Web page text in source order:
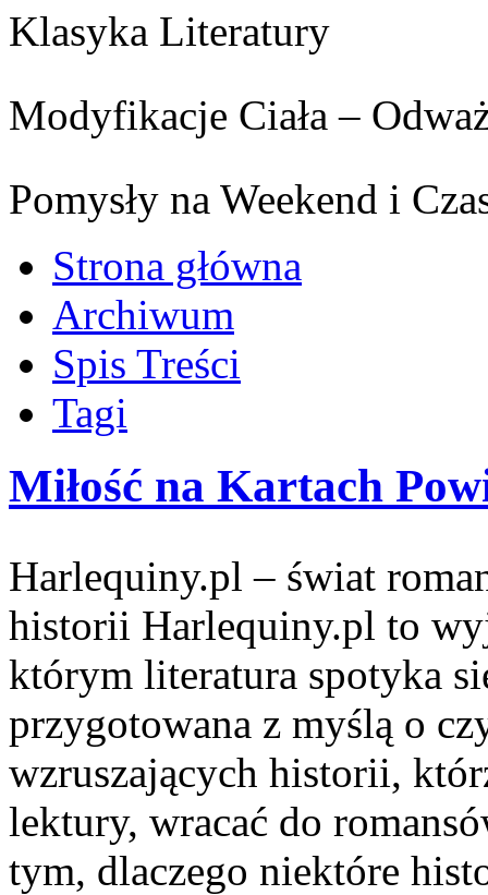
Klasyka Literatury
Modyfikacje Ciała –
Pomysły na Weekend i
Strona główna
Archiwum
Spis Treści
Tagi
Miłość na Kartach
Harlequiny.pl – świat
historii Harlequiny.pl to
którym literatura spotyka
przygotowana z myślą o
wzruszających historii,
lektury, wracać do
tym, dlaczego niektóre